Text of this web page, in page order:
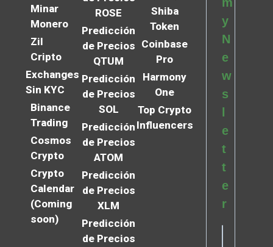
Minar
Monero
Zil
Cripto
Exchanges
Sin KYC
Binance
Trading
Cosmos
Crypto
Crypto
Calendar
(Coming
soon)
ROSE
Predicción
de Precios
QTUM
Predicción
de Precios
SOL
Predicción
de Precios
ATOM
Predicción
de Precios
XLM
Predicción
de Precios
Shiba
Token
Coinbase
Pro
Harmony
One
Top Crypto
Influencers
m
y
N
e
w
s
e
t
t
e
r